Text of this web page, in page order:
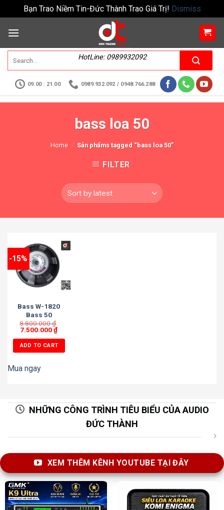
Bạn Trao Niềm Tin-Đức Thành Trao Giá Trị! Dismiss
HotLine: 0989932092
09.00 : 21.00 0989.932.092 / 0948.766.288
bass loa 50
Home / Sản phẩms tagged “bass loa 50”
FILTER
-15%
Bass W-1820
Bass 50
8.800.000₫
7.500.000₫
ADD TO CART
Mua ngay
NHỮNG CÔNG TRÌNH TIÊU BIỂU CỦA AUDIO
ĐỨC THÀNH
XEM THÊM KÊNH YOUTUBE TẠI ĐÂY